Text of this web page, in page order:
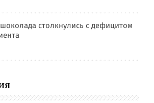
столкнулись с дефицитом